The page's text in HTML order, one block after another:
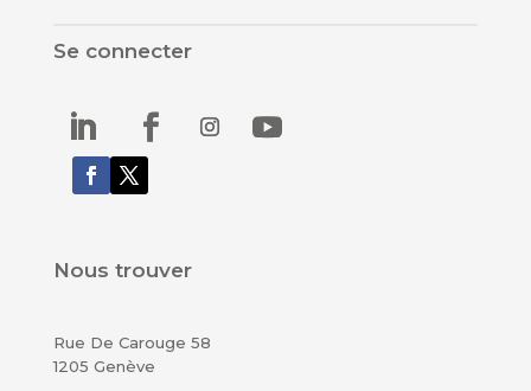
Se connecter
Nous trouver
Rue De Carouge 58
1205 Genève